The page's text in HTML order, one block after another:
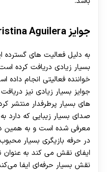
جوایز Christina Aguilera
به دلیل فعالیت‌ های گسترده
بسیار زیادی دریافت کرده
خواننده فعالیتی انجام
جوایز بسیار زیادی نیز
های بسیار پرطرفدار منتشر
صدای بسیار زیبایی که دارد
معرفی شده است و به همین
در حرفه بازیگری بسیار
ایفای نقش‌ می کند به
نقش بسیار حرفه‌ای ایفا